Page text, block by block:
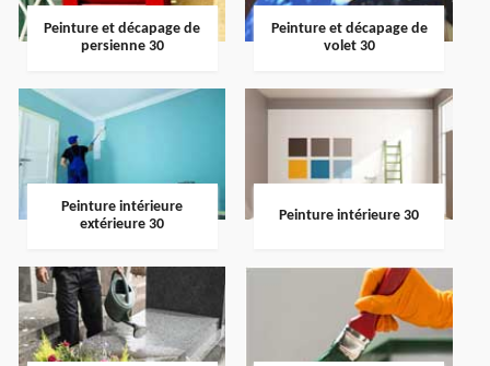
Peinture et décapage de
persienne 30
Peinture et décapage de
volet 30
Peinture intérieure
extérieure 30
Peinture intérieure 30